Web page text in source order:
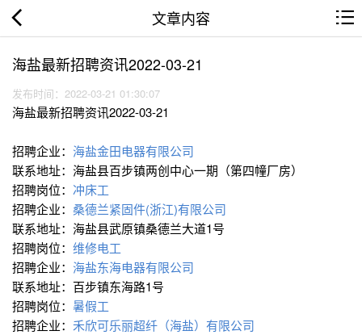
文章内容
海盐最新招聘资讯2022-03-21
发布时间：2022-03-21 01:30:07
海盐最新招聘资讯2022-03-21
招聘企业： 海盐金田电器有限公司
联系地址：海盐县百步镇两创中心一期（第四幢厂房）
招聘岗位： 冲床工
招聘企业： 桑德兰紧固件(浙江)有限公司
联系地址：海盐县武原镇桑德兰大道1号
招聘岗位： 维修电工
招聘企业： 海盐东海电器有限公司
联系地址：百步镇东海路1号
招聘岗位： 暑假工
招聘企业： 禾欣可乐丽超纤（海盐）有限公司